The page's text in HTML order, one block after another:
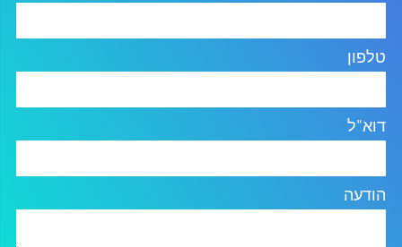
טלפון
דוא"ל
הודעה